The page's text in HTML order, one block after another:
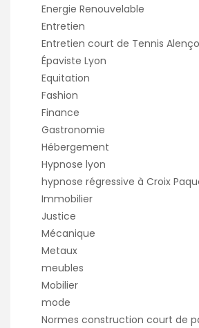
Energie Renouvelable
Entretien
Entretien court de Tennis
Épaviste Lyon
Equitation
Fashion
Finance
Gastronomie
Hébergement
Hypnose lyon
hypnose régressive à Croix
Immobilier
Justice
Mécanique
Metaux
meubles
Mobilier
mode
Normes construction court de